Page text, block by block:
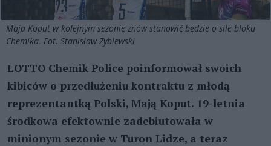
Maja Koput w kolejnym sezonie znów stanowić będzie o sile bloku
Chemika. Fot. Stanisław Zyblewski
LOTTO Chemik Police poinformował swoich
kibiców o przedłużeniu kontraktu z młodą
reprezentantką Polski, Mają Koput. 19-letnia
środkowa efektownie zadebiutowała w
minionym sezonie w Turon Lidze, a teraz